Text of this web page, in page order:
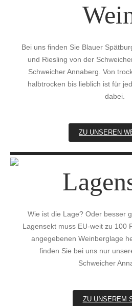
Bei uns finden Sie Blauer
und Riesling von der
Schweicher Annaberg. Von
halbtrocken bis lieblich ist für
dabei.
ZU UNSEREN
Wie ist die Lage? Oder besser
Lagensekt muss EU-weit zu 100
angegebenen Weinberglage
finden Sie bei uns nur
Schweicher
ZU UNSEREM